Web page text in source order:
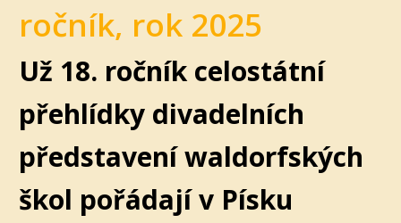
ročník, rok 2025
Už 18. ročník celostátní
přehlídky divadelních
představení waldorfských
škol pořádají v Písku